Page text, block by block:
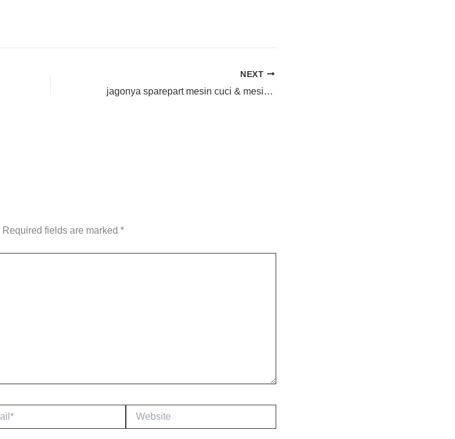
NEXT
jagonya sparepart mesin cuci & mesin pengering speedqueen di Kuala Kurun
Required fields are marked *
Website